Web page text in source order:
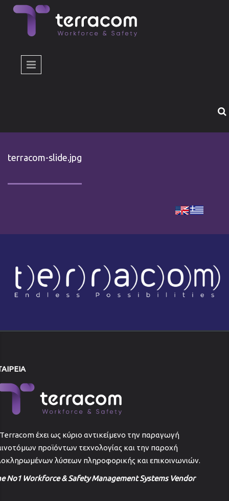
Παράκαμψη προς το κυρίως περιεχόμενο
terracom-slide.jpg
έχει ως κύριο αντικείμενο την παραγωγή
προϊόντων τεχνολογίας και την παροχή
λύσεων πληροφορικής και επικοινωνιών.
No1 Workforce & Safety Management Systems Vendor